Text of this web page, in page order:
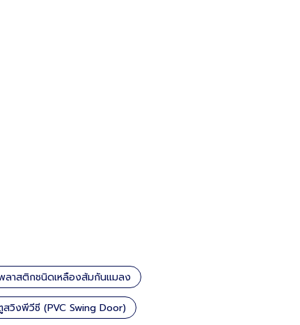
ลาสติกชนิดเหลืองส้มกันแมลง
สวิงพีวีซี (PVC Swing Door)